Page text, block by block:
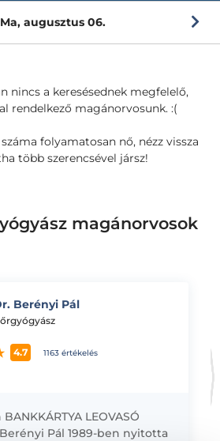
Ma, augusztus 06.
nincs a keresésednek megfelelő,
rendelkező magánorvosunk. :(
folyamatosan nő, nézz vissza
több szerencsével jársz!
magánorvosok
Berényi Pál
4.7 1163 értékelés
LEOVASÓ
Pál 1989-ben nyitotta